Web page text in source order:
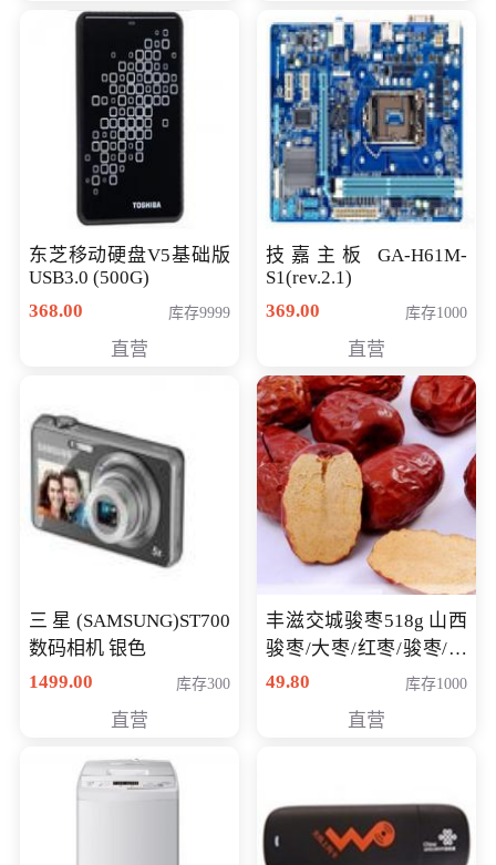
东芝移动硬盘V5基础版
USB3.0 (500G)
368.00
库存9999
直营
技嘉主板 GA-H61M-
S1(rev.2.1)
369.00
库存1000
直营
三星(SAMSUNG)ST700
数码相机 银色
1499.00
库存300
直营
丰滋交城骏枣518g 山西
骏枣/大枣/红枣/骏枣/热
销千件/
49.80 库存1000
直营